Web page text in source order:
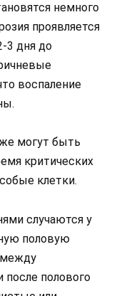
немного
проявляется
3 дня до
воспаление
могут быть
критических
клетки.
случаются у
половую
между
полового